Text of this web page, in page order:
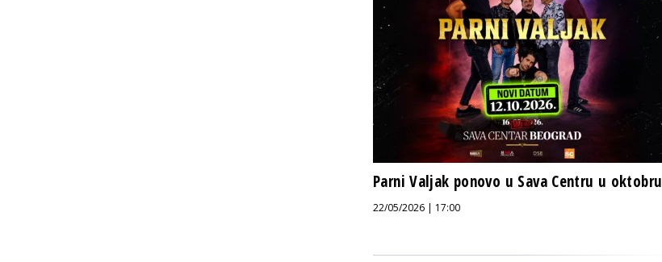
Parni Valjak ponovo u Sava Centru u oktobru
22/05/2026 | 17:00